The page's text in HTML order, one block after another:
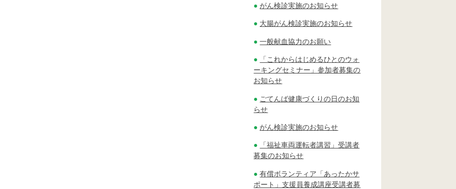
がん検診実施のお知らせ
大腸がん検診実施のお知らせ
一般献血協力のお願い
「これからはじめるひとのウォ
ーキングセミナー」参加者募集の
お知らせ
ごてんば健康づくりの日のお知
らせ
がん検診実施のお知らせ
「福祉車両運転者講習」受講者
募集のお知らせ
有償ボランティア「あったかサ
ポート」支援員養成講座受講者募